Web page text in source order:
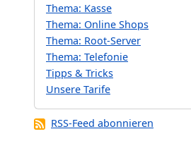
Thema: Kasse
Thema: Online Shops
Thema: Root-Server
Thema: Telefonie
Tipps & Tricks
Unsere Tarife
RSS-Feed abonnieren